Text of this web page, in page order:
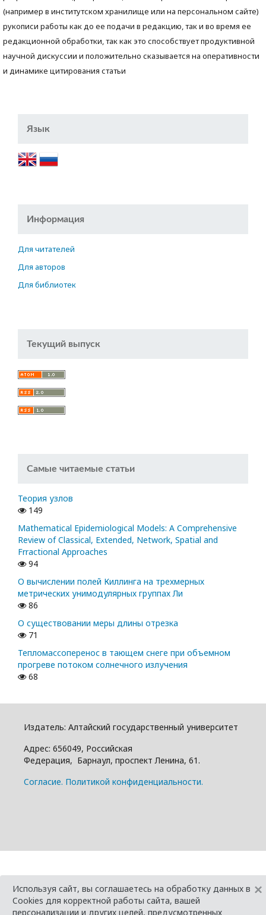
(например в институтском хранилище или на персональном сайте)
рукописи работы как до ее подачи в редакцию, так и во время ее
редакционной обработки, так как это способствует продуктивной
научной дискуссии и положительно сказывается на оперативности
и динамике цитирования статьи
Язык
Информация
Для читателей
Для авторов
Для библиотек
Текущий выпуск
Самые читаемые статьи
Теория узлов
149
Mathematical Epidemiological Models: A Comprehensive
Review of Classical, Extended, Network, Spatial and
Frractional Approaches
94
О вычислении полей Киллинга на трехмерных
метрических унимодулярных группах Ли
86
О существовании меры длины отрезка
71
Тепломассоперенос в тающем снеге при объемном
прогреве потоком солнечного излучения
68
Издатель: Алтайский государcтвенный университет
Адрес: 656049, Российская
Федерация, Барнаул, проспект Ленина, 61.
Cогласие. Политикой конфиденциальности.
Используя сайт, вы соглашаетесь на обработку данных в
Cookies для корректной работы сайта, вашей
персонализации и других целей, предусмотренных
×